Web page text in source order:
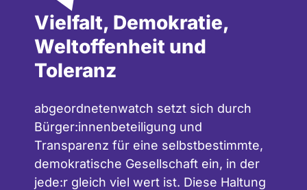
Vielfalt, Demokratie,
Weltoffenheit und
Toleranz
abgeordnetenwatch setzt sich durch
Bürger:innenbeteiligung und
Transparenz für eine selbstbestimmte,
demokratische Gesellschaft ein, in der
jede:r gleich viel wert ist. Diese Haltung